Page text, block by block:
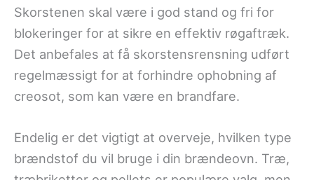
Skorstenen skal være i god stand og fri for
blokeringer for at sikre en effektiv røgaftræk.
Det anbefales at få skorstensrensning udført
regelmæssigt for at forhindre ophobning af
creosot, som kan være en brandfare.
Endelig er det vigtigt at overveje, hvilken type
brændstof du vil bruge i din brændeovn. Træ,